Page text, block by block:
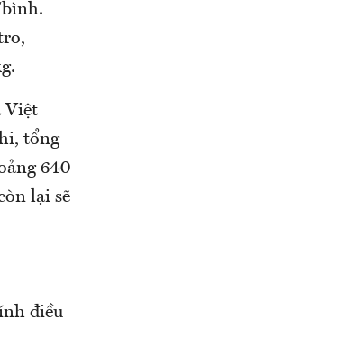
bình.
Việt
tổng
640
lại sẽ
điều